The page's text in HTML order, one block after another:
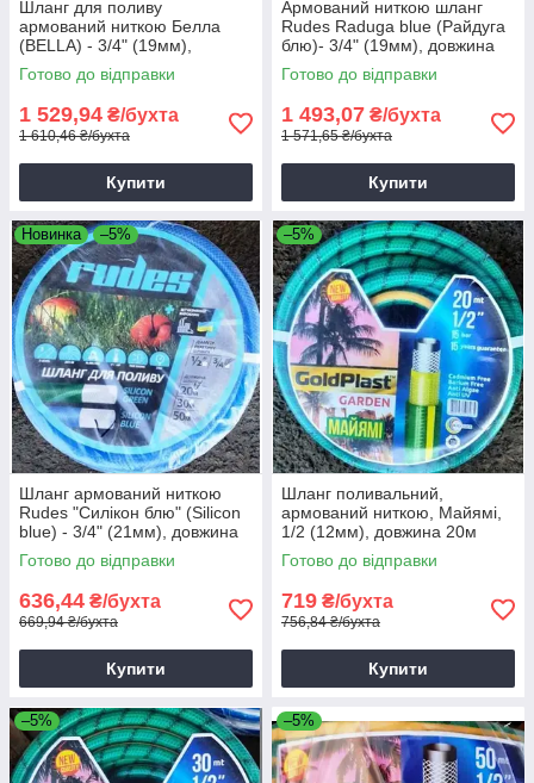
Шланг для поливу
армований ниткою Белла
(BELLA) - 3/4" (19мм),
довжина 30м.
Готово до відправки
1 529,94 ₴/бухта
1 610,46 ₴/бухта
Купити
Армований ниткою шланг
Rudes Raduga blue (Райдуга
блю)- 3/4" (19мм), довжина
30м.
Готово до відправки
1 493,07 ₴/бухта
1 571,65 ₴/бухта
Купити
Новинка –5%
Шланг армований ниткою
Rudes "Силікон блю" (Silicon
blue) - 3/4" (21мм), довжина
20м.
Готово до відправки
636,44 ₴/бухта
669,94 ₴/бухта
Купити
–5%
Шланг поливальний,
армований ниткою, Майямі,
1/2 (12мм), довжина 20м
Готово до відправки
719 ₴/бухта
756,84 ₴/бухта
Купити
–5% –5%